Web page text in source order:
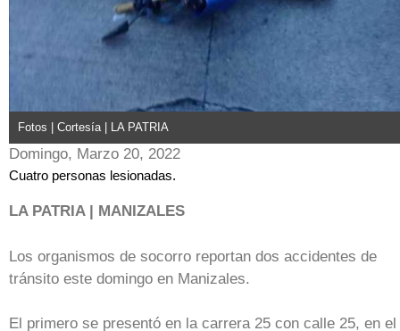
Fotos | Cortesía | LA PATRIA
Domingo, Marzo 20, 2022
Cuatro personas lesionadas.
LA PATRIA | MANIZALES
Los organismos de socorro reportan dos accidentes de
tránsito este domingo en Manizales.
El primero se presentó en la carrera 25 con calle 25, en el